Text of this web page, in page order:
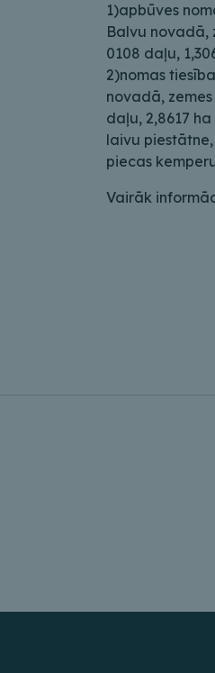
1)apbūves
Balvu novadā,
0108 daļu,
2)nomas
novadā,
daļu, 2,8617
laivu
piecas
Vairāk